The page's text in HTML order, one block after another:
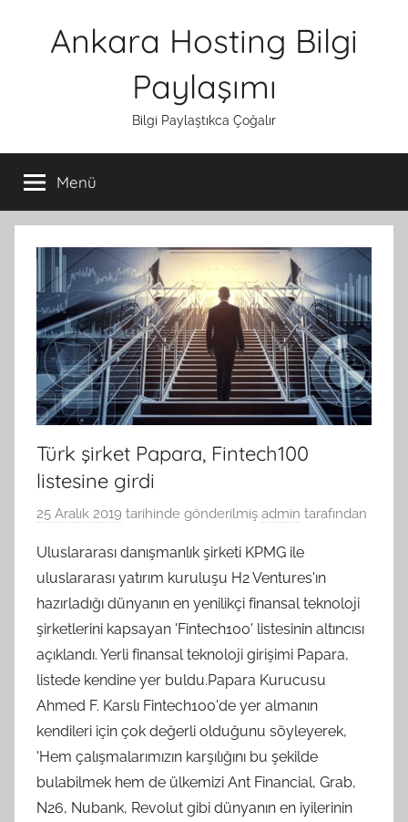
Ankara Hosting Bilgi
Paylaşımı
Bilgi Paylaştıkca Çoğalır
Menü
Türk şirket Papara, Fintech100
listesine girdi
25 Aralık 2019 tarihinde gönderilmiş admin tarafından
Uluslararası danışmanlık şirketi KPMG ile
uluslararası yatırım kuruluşu H2 Ventures'ın
hazırladığı dünyanın en yenilikçi finansal teknoloji
şirketlerini kapsayan 'Fintech100' listesinin altıncısı
açıklandı. Yerli finansal teknoloji girişimi Papara,
listede kendine yer buldu.Papara Kurucusu
Ahmed F. Karslı Fintech100'de yer almanın
kendileri için çok değerli olduğunu söyleyerek,
'Hem çalışmalarımızın karşılığını bu şekilde
bulabilmek hem de ülkemizi Ant Financial, Grab,
N26, Nubank, Revolut gibi dünyanın en iyilerinin